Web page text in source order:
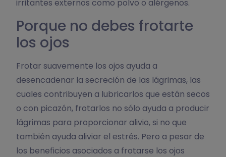
irritantes externos como polvo o alérgenos.
Porque no debes frotarte
los ojos
Frotar suavemente los ojos ayuda a
desencadenar la secreción de las lágrimas, las
cuales contribuyen a lubricarlos que están secos
o con picazón, frotarlos no sólo ayuda a producir
lágrimas para proporcionar alivio, si no que
también ayuda aliviar el estrés. Pero a pesar de
los beneficios asociados a frotarse los ojos